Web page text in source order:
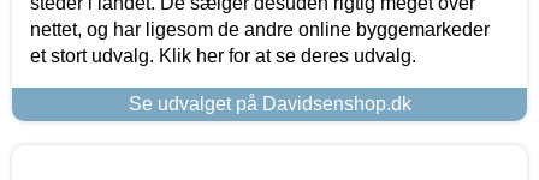
nettet, og har ligesom de andre online byggemarkeder
et stort udvalg. Klik her for at se deres udvalg.
Se udvalget på Davidsenshop.dk